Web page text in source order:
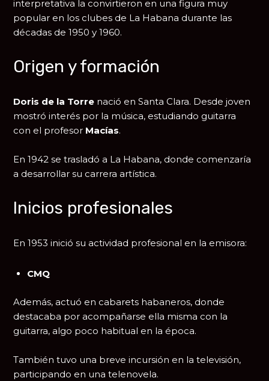
interpretativa la convirtieron en una figura muy
popular en los clubes de La Habana durante las
décadas de 1950 y 1960.
Origen y formación
Doris de la Torre nació enSanta Clara. Desde joven
mostró interés por la música, estudiando guitarra
con el profesor Macías.
En 1942 se trasladó a La Habana, donde comenzaría
a desarrollar su carrera artística.
Inicios profesionales
En 1953 inició su actividad profesional en la emisora:
CMQ
Además, actuó en cabarets habaneros, donde
destacaba por acompañarse ella misma con la
guitarra, algo poco habitual en la época.
También tuvo una breve incursión en la televisión,
participando en una telenovela.